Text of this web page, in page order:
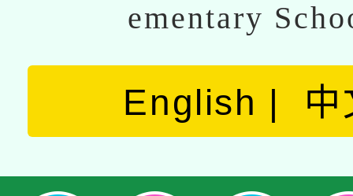
ementary
English 中